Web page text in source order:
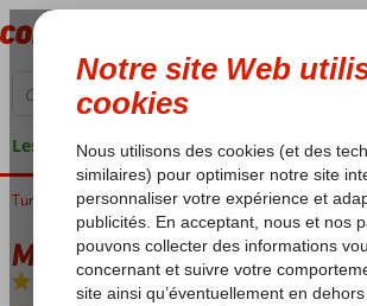
Les garanties de vacances
Turquie Riviera Turque Side Titreyengol Megasaray
Megasaray Resort Side
Ultra All Inclusive-Hôtel